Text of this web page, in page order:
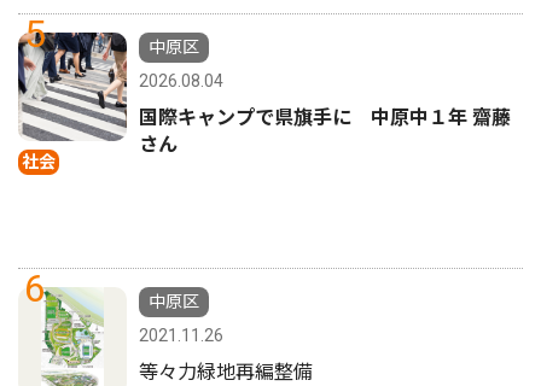
5
社会
中原区
2026.08.04
国際キャンプで県旗手に 中原中１年 齋藤
さん
6
中原区
2021.11.26
等々力緑地再編整備